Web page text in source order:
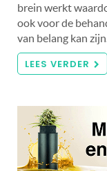
brein werkt
ook voor de
van belang kan
LEES VERDER